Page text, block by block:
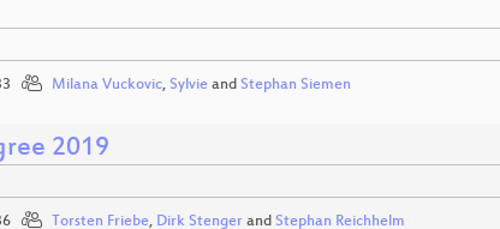
Milana Vuckovic, Sylvie and Stephan Siemen
2019
Torsten Friebe, Dirk Stenger and Stephan Reichhelm